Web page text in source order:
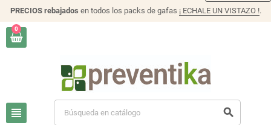
PRECIOS rebajados en todos los packs de gafas ¡ ECHALE UN VISTAZO !.
0
view_headline search